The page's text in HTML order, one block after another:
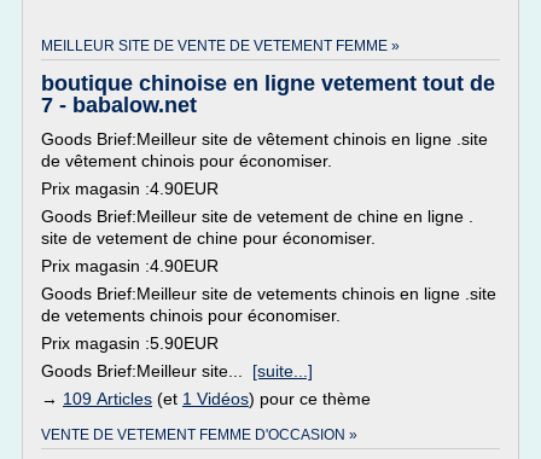
MEILLEUR SITE DE VENTE DE VETEMENT FEMME »
boutique chinoise en ligne vetement tout de
7 - babalow.net
Goods Brief:Meilleur site de vêtement chinois en ligne .site
de vêtement chinois pour économiser.
Prix magasin :4.90EUR
Goods Brief:Meilleur site de vetement de chine en ligne .
site de vetement de chine pour économiser.
Prix magasin :4.90EUR
Goods Brief:Meilleur site de vetements chinois en ligne .site
de vetements chinois pour économiser.
Prix magasin :5.90EUR
Goods Brief:Meilleur site... [suite...]
→ 109 Articles (et 1 Vidéos) pour ce thème
VENTE DE VETEMENT FEMME D'OCCASION »